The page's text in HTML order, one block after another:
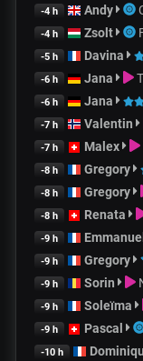
-4 h Andy
-4 h Zsolt
-5 h Davina
-6 h Jana
-6 h Jana
-7 h Valentin
-7 h Malex
-8 h Gregory
-8 h Gregory
-8 h Renata
-9 h
-9 h Gregory
-9 h Sorin
-9 h Soleïma
-9 h Pascal
-10 h